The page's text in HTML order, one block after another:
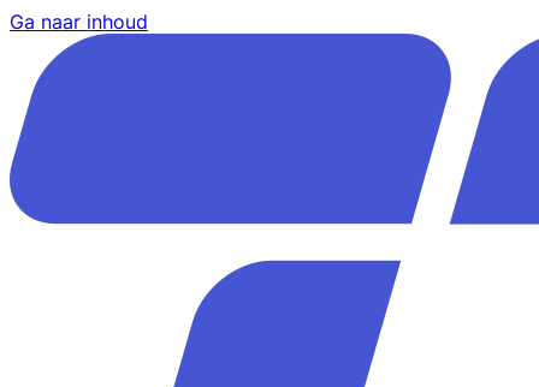
Ga naar inhoud